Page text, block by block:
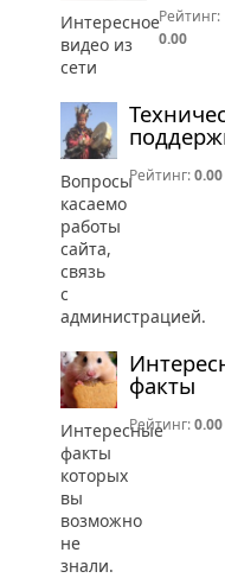
Интересное
видео из
сети
Рейтинг:
0.00
Вопросы
касаемо
работы
сайта,
связь
с
администрацией.
Рейтинг:0.00
факты
Интересные
факты
которых
вы
возможно
не
знали.
Рейтинг:0.00